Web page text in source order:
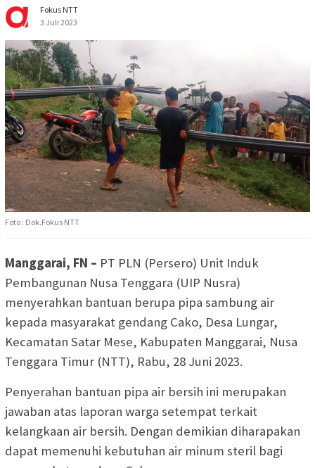
Fokus NTT
3 Juli 2023
Foto : Dok.Fokus NTT
Manggarai, FN – PT PLN (Persero) Unit Induk
Pembangunan Nusa Tenggara (UIP Nusra)
menyerahkan bantuan berupa pipa sambung air
kepada masyarakat gendang Cako, Desa Lungar,
Kecamatan Satar Mese, Kabupaten Manggarai, Nusa
Tenggara Timur (NTT), Rabu, 28 Juni 2023.
Penyerahan bantuan pipa air bersih ini merupakan
jawaban atas laporan warga setempat terkait
kelangkaan air bersih. Dengan demikian diharapakan
dapat memenuhi kebutuhan air minum steril bagi